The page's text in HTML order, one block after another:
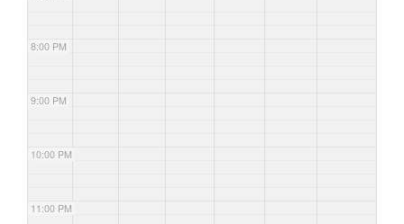
8:00 PM
9:00 PM
10:00 PM
11:00 PM